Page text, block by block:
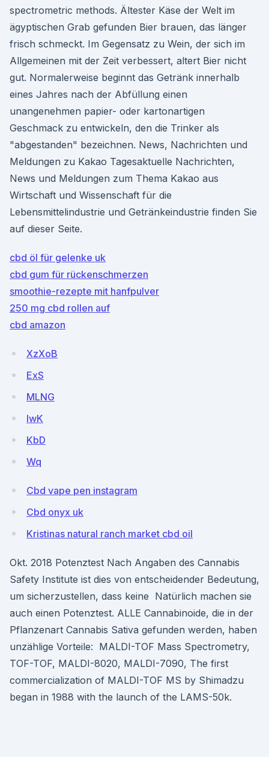
spectrometric methods. Ältester Käse der Welt im
ägyptischen Grab gefunden Bier brauen, das länger
frisch schmeckt. Im Gegensatz zu Wein, der sich im
Allgemeinen mit der Zeit verbessert, altert Bier nicht
gut. Normalerweise beginnt das Getränk innerhalb
eines Jahres nach der Abfüllung einen
unangenehmen papier- oder kartonartigen
Geschmack zu entwickeln, den die Trinker als
"abgestanden" bezeichnen. News, Nachrichten und
Meldungen zu Kakao Tagesaktuelle Nachrichten,
News und Meldungen zum Thema Kakao aus
Wirtschaft und Wissenschaft für die
Lebensmittelindustrie und Getränkeindustrie finden Sie
auf dieser Seite.
cbd öl für gelenke uk
cbd gum für rückenschmerzen
smoothie-rezepte mit hanfpulver
250 mg cbd rollen auf
cbd amazon
XzXoB
ExS
MLNG
IwK
KbD
Wq
Cbd vape pen instagram
Cbd onyx uk
Kristinas natural ranch market cbd oil
Okt. 2018 Potenztest Nach Angaben des Cannabis
Safety Institute ist dies von entscheidender Bedeutung,
um sicherzustellen, dass keine Natürlich machen sie
auch einen Potenztest. ALLE Cannabinoide, die in der
Pflanzenart Cannabis Sativa gefunden werden, haben
unzählige Vorteile: MALDI-TOF Mass Spectrometry,
TOF-TOF, MALDI-8020, MALDI-7090, The first
commercialization of MALDI-TOF MS by Shimadzu
began in 1988 with the launch of the LAMS-50k.